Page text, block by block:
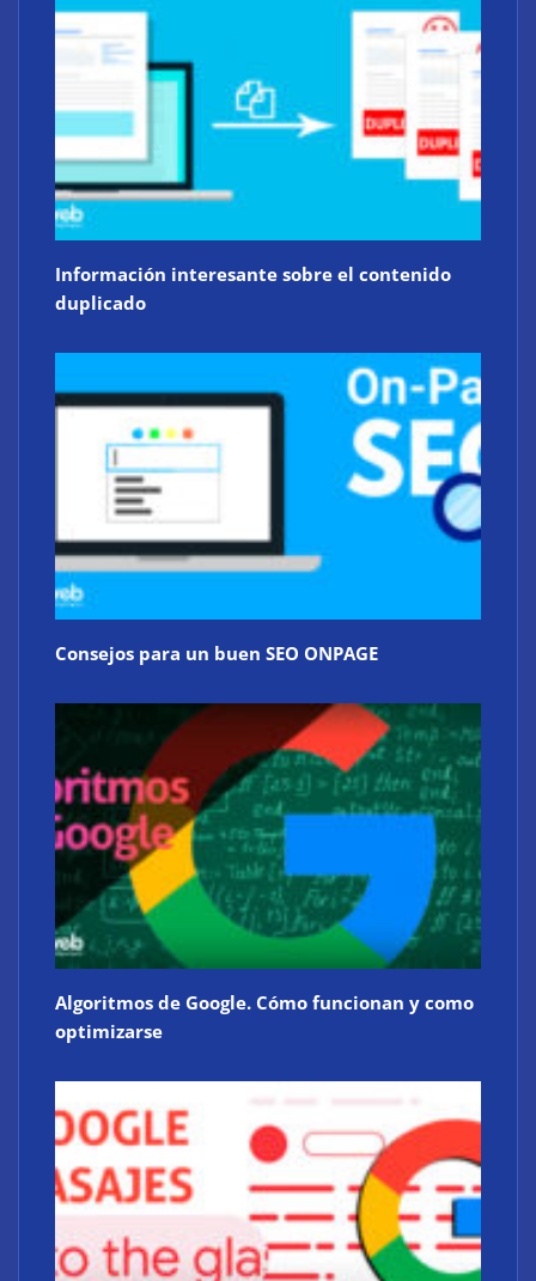
Información interesante sobre el contenido
duplicado
Consejos para un buen SEO ONPAGE
Algoritmos de Google. Cómo funcionan y como
optimizarse